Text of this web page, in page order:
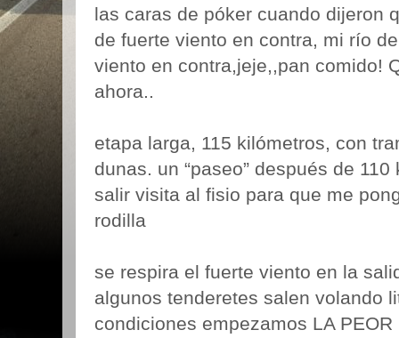
las caras de póker cuando dijeron
de fuerte viento en contra, mi río
viento en contra,jeje,,pan comido!
ahora..
etapa larga, 115 kilómetros, con
dunas. un “paseo” después de
salir visita al fisio para que me
rodilla
se respira el fuerte viento en la
algunos tenderetes salen volando
condiciones empezamos LA